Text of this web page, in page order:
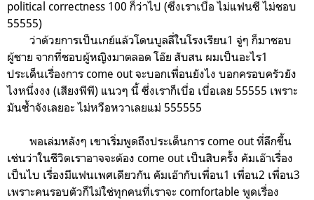
political correctness 100 ก็ว่าไป (ซึ่งเราเบื่อ ไม่แฟนซี ไม่ชอบ
55555)
ว่าด้วยการเป็นเกย์แล้วโดนบูลลี่ในโรงเรียน1 จู่ๆ ก็มาชอบ
ผู้ชาย จากที่ชอบผู้หญิงมาตลอด โอ๊ย สับสน ผมเป็นอะไร1
ประเด็นเรื่องการ come out จะบอกเพื่อนยังไง บอกครอบครัวยัง
ไงหนึ่งงง (เสียงพีพี) แนวๆ นี้ ซึ่งเราก็เบื่อ เบื่อเลย 55555 เพราะ
มันซ้ำจังเลยอะ ไม่หวือหวาเลยแม่ 555555
พอเล่มหลังๆ เขาเริ่มพูดถึงประเด็นการ come out ที่ลึกขึ้น
เช่นว่าในชีวิตเราอาจจะต้อง come out เป็นสิบครั้ง คัมเอ๊าเรื่อง
เป็นไบ เรื่องมีแฟนเพศเดียวกัน คัมเอ๊ากับเพื่อน1 เพื่อน2 เพื่อน3
เพราะคนรอบตัวก็ไม่ใช่ทุกคนที่เราจะ comfortable พูดเรื่อง